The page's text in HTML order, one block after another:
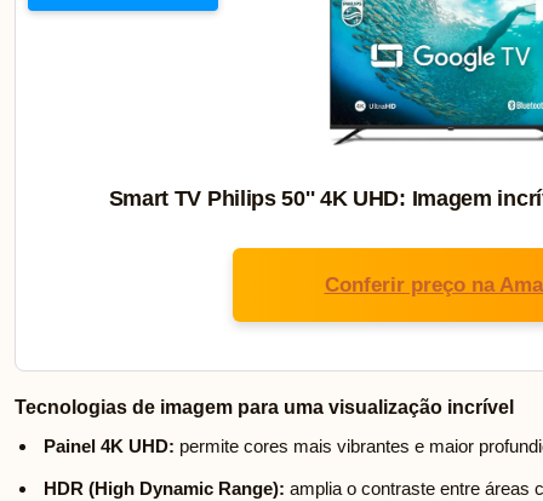
Smart TV Philips 50'' 4K UHD: Imagem
Conferir preço na
Tecnologias de imagem para uma visualização incrível
Painel 4K UHD: permite cores mais vibrantes e maior
HDR (High Dynamic Range): amplia o contraste entre áreas